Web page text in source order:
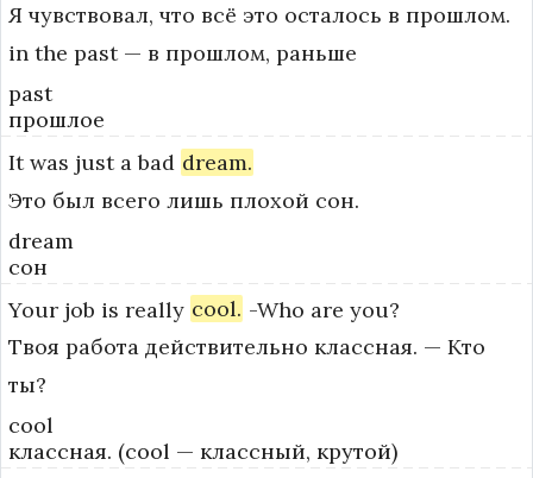
Я чувствовал, что всё это осталось в прошлом.
in the past — в прошлом, раньше
past
прошлое
It was just a bad dream.
Это был всего лишь плохой сон.
dream
сон
Your job is really cool. -Who are you?
Твоя работа действительно классная. — Кто
ты?
cool
классная. (cool — классный, крутой)